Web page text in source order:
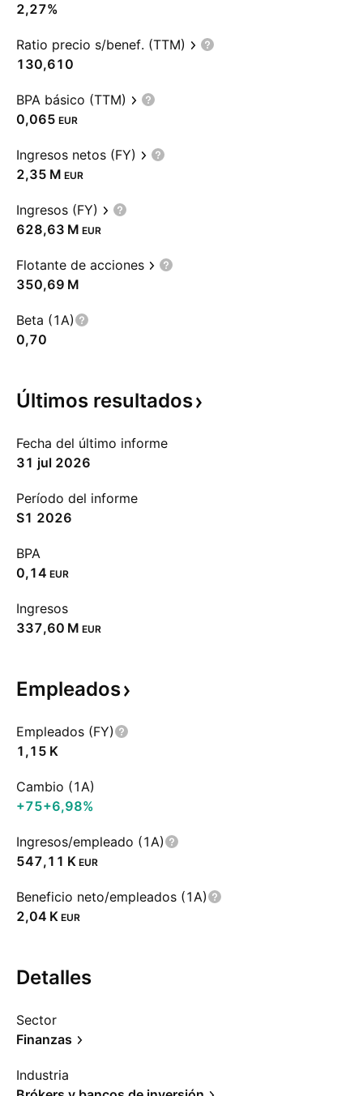
2,27%
Ratio precio s/benef. (TTM)
130,610
BPA básico (TTM)
0,065 EUR
Ingresos netos (FY)
‪2,35 M‬ EUR
Ingresos (FY)
‪628,63 M‬ EUR
Flotante de acciones
‪350,69 M‬
Beta (1A)
0,70
Últimos resultados
Fecha del último informe
31 jul 2026
Período del informe
S1 2026
BPA
0,14 EUR
Ingresos
‪337,60 M‬ EUR
Empleados
Empleados (FY)
‪1,15 K‬
Cambio (1A)
+75+6,98%
Ingresos/empleado (1A)
‪547,11 K‬ EUR
Beneficio neto/empleados (1A)
‪2,04 K‬ EUR
Detalles
Sector
Finanzas
Industria